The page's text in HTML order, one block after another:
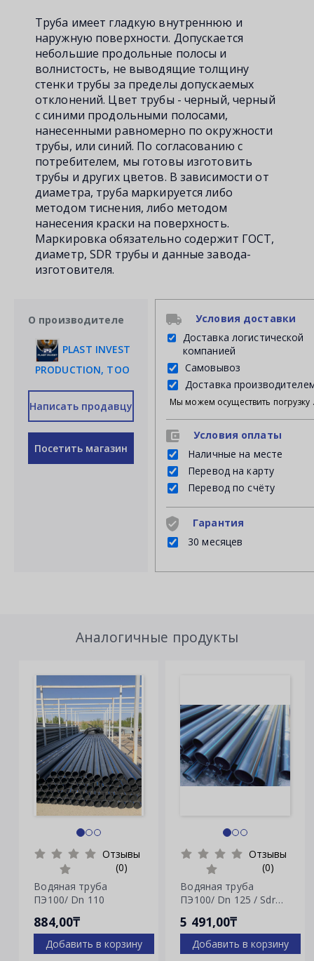
Труба имеет гладкую внутреннюю и
наружную поверхности. Допускается
небольшие продольные полосы и
волнистость, не выводящие толщину
стенки трубы за пределы допускаемых
отклонений. Цвет трубы - черный, черный
с синими продольными полосами,
нанесенными равномерно по окружности
трубы, или синий. По согласованию с
потребителем, мы готовы изготовить
трубы и других цветов. В зависимости от
диаметра, труба маркируется либо
методом тиснения, либо методом
нанесения краски на поверхность.
Маркировка обязательно содержит ГОСТ,
диаметр, SDR трубы и данные завода-
изготовителя.
О производителе
PLAST INVEST
PRODUCTION, ТОО
Написать продавцу
Посетить магазин
Условия доставки
Доставка логистической
компанией
Самовывоз
Доставка
Мы можем осуществить погрузку
Условия оплаты
Наличные на месте
Перевод на карту
Перевод по счёту
Гарантия
30 месяцев
Аналогичные продукты
Отзывы
(0)
Водяная труба
ПЭ100/ Dn 110
884,00₸
Добавить в корзину
Отзывы
(0)
Водяная труба
ПЭ100/ Dn 125 / Sdr
5 491,00₸
Добавить в корзину